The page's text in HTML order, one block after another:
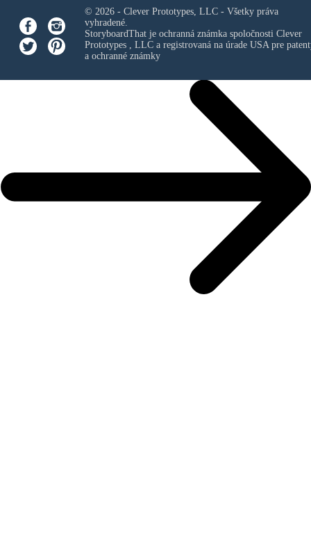
© 2026 - Clever Prototypes, LLC - Všetky práva
vyhradené.
StoryboardThat je ochranná známka spoločnosti Clever
Prototypes , LLCa registrovaná na úrade USA pre
a ochranné známky